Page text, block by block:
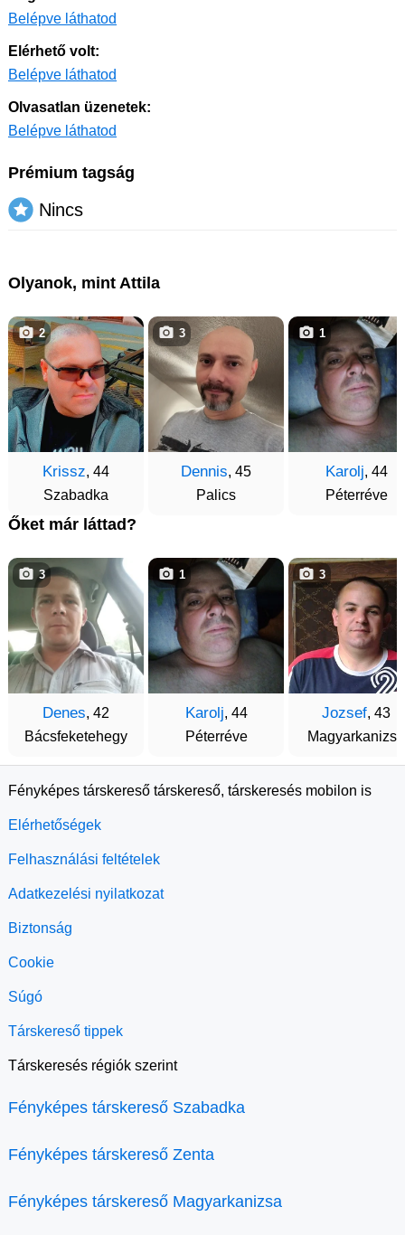
Belépve láthatod
Elérhető volt:
Belépve láthatod
Olvasatlan üzenetek:
Belépve láthatod
Prémium tagság
Nincs
Olyanok, mint Attila
Krissz, 44
Szabadka
2
Dennis, 45
Palics
3
Karolj, 44
Péterréve
1
Őket már láttad?
Denes, 42
Bácsfeketehegy
3
Karolj, 44
Péterréve
1
Jozsef, 43
Magyarkanizsa
3
Fényképes társkereső társkereső, társkeresés mobilon is
Elérhetőségek
Felhasználási feltételek
Adatkezelési nyilatkozat
Biztonság
Cookie
Súgó
Társkereső tippek
Társkeresés régiók szerint
Fényképes társkereső Szabadka
Fényképes társkereső Zenta
Fényképes társkereső Magyarkanizsa